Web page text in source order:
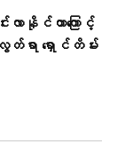
နိုင်တာကြောင့်
တ်ရာ ရှောင်တိမ်း